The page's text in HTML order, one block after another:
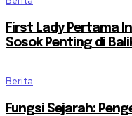
First Lady Pertama
Sosok Penting di
Berita
Fungsi Sejarah: